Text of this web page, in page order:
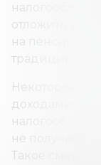
отложить
на пенсию,
Некоторые
доходами,
не получают
Такое